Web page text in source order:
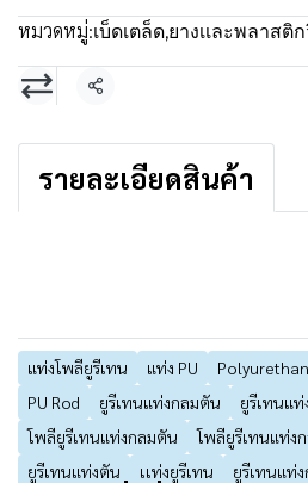
หมวดหมู่:เบ็ดเตล็ด,ยางเเละพลาสติ
แชร์
รายละเอียดสินค้า
แท่งโพลียูรีเทน แท่ง PU
PU Rod
ยูรีเทนแท่งกลมตัน
ยูรีเทนแท่
โพลียูรีเทนแท่งกลมตัน
โพลียูรีเทนแท่งก
ยูรีเทนแท่งตัน
เเท่งยูรีเทน ยูรีเทนแท่